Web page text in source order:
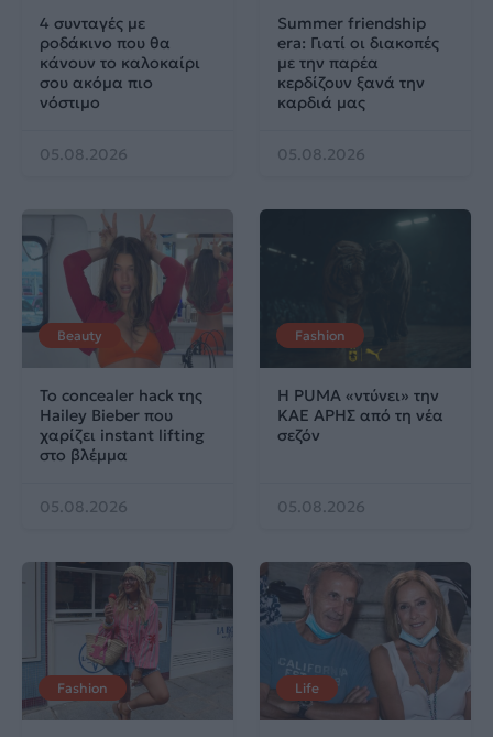
4 συνταγές με
ροδάκινο που θα
κάνουν το καλοκαίρι
σου ακόμα πιο
νόστιμο
05.08.2026
Summer friendship
era: Γιατί οι διακοπές
με την παρέα
κερδίζουν ξανά την
καρδιά μας
05.08.2026
Beauty
Το concealer hack της
Hailey Bieber που
χαρίζει instant lifting
στο βλέμμα
05.08.2026
Fashion
Η PUMA «ντύνει» την
ΚΑΕ ΑΡΗΣ από τη νέα
σεζόν
05.08.2026
Fashion Life